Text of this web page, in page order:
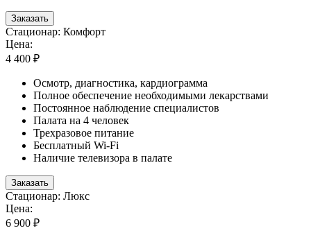
Заказать
Стационар: Комфорт
Цена:
4 400 ₽
Осмотр, диагностика, кардиограмма
Полное обеспечение необходимыми лекарствами
Постоянное наблюдение специалистов
Палата на 4 человек
Трехразовое питание
Бесплатный Wi-Fi
Наличие телевизора в палате
Заказать
Стационар: Люкс
Цена:
6 900 ₽